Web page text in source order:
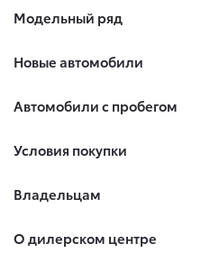
Модельный ряд
Новые автомобили
Автомобили с пробегом
Условия покупки
Владельцам
О дилерском центре